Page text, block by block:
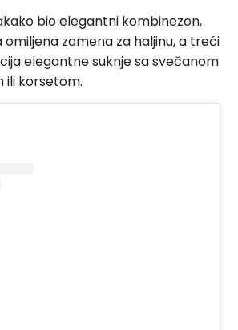
bio elegantni kombinezon,
zamena za haljinu, a treći
elegantne suknje sa svečanom
ili korsetom.